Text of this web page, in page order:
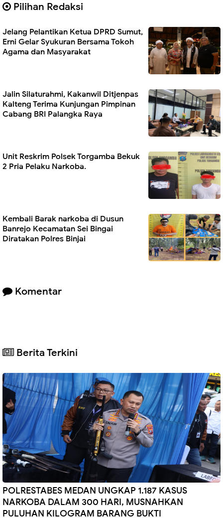
Pilihan Redaksi
Jelang Pelantikan Ketua DPRD Sumut,
Erni Gelar Syukuran Bersama Tokoh
Agama dan Masyarakat
Jalin Silaturahmi, Kakanwil Ditjenpas
Kalteng Terima Kunjungan Pimpinan
Cabang BRI Palangka Raya
Unit Reskrim Polsek Torgamba Bekuk
2 Pria Pelaku Narkoba.
Kembali Barak narkoba di Dusun
Banrejo Kecamatan Sei Bingai
Diratakan Polres Binjai
Komentar
Berita Terkini
POLRESTABES MEDAN UNGKAP 1.187 KASUS
NARKOBA DALAM 300 HARI, MUSNAHKAN
PULUHAN KILOGRAM BARANG BUKTI